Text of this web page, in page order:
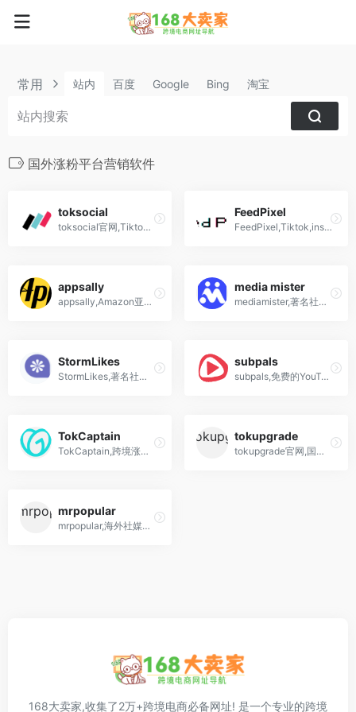
常用 站内 百度 Google Bing 淘宝
国外涨粉平台营销软件
toksocial
toksocial官网,Tiktok,instagram,Facebook,youtube自动化运营软件
FeedPixel
FeedPixel,Tiktok,instagram,Facebook,youtube自动化运营软件,引流,关注,涨粉,回复,买粉赞阅
appsally
appsally,Amazon亚马逊测评网站,脸书,insYouTube等社交媒体增粉,刷赞,评论,分享工具平台
media mister
mediamister,著名社交媒体涨粉工具,Instagram,Facebook,Tiktok,Pinterest,twitter,Spotify,Soundcloud,Twitch,linkdein,clubhouse,
StormLikes
StormLikes,著名社交媒体涨粉工具,Instagram,Facebook,Tiktok,Spotify,,Soundcloud,Twitch
subpals
subpals,免费的YouTube营销平台,购买油管订阅者,播放时长,评论,分享
TokCaptain
TokCaptain,跨境涨粉工具TikTok粉丝、点赞和观看次数的第一大来源
tokupgrade
tokupgrade官网,国外版抖音tiktok增粉买赞平台随着TikTok成为地球上最受欢迎的社交媒体网络之一，不要错过使用最好的TikTok工具之一来帮助您获得更多关注者和参与度的机会。TokUpgrade提供的TikTok工具将确保通过...
mrpopular
mrpopular,海外社媒涨粉工具,FB、TikTok、INS、Twitter等多海外跨境营销涨粉工具平台推荐
168大卖家,收集了2万+跨境电商必备网址! 是一个专业的跨境